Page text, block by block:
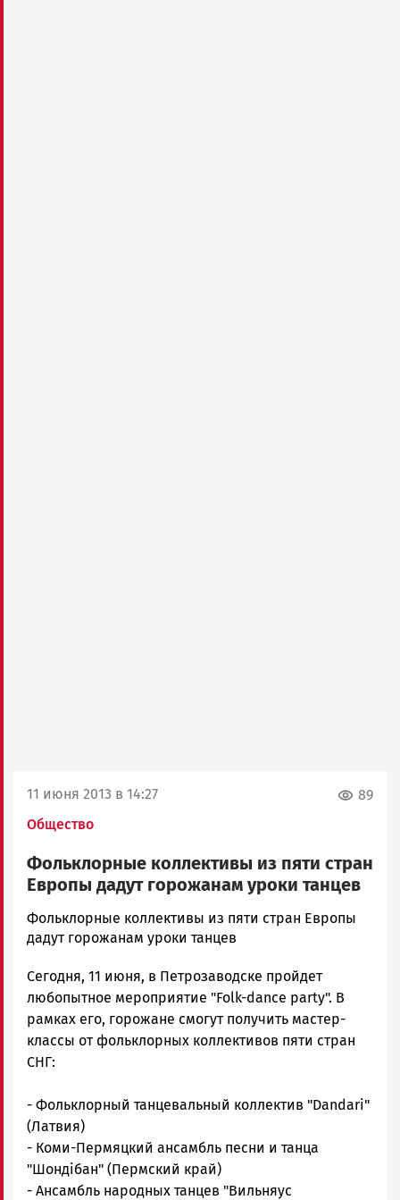
11 июня 2013 в 14:27
Общество
89
Фольклорные коллективы из пяти стран
Европы дадут горожанам уроки танцев
admintimur
Новости
и
Карелии
|
Петрозаводск
ГОВОРИТ
Фольклорные коллективы из пяти стран Европы
дадут горожанам уроки танцев
Сегодня, 11 июня, в Петрозаводске пройдет
любопытное мероприятие "Folk-dance party". В
рамках его, горожане смогут получить мастер-
классы от фольклорных коллективов пяти стран
СНГ:
- Фольклорный танцевальный коллектив "Dandari"
(Латвия)
- Коми-Пермяцкий ансамбль песни и танца
"Шондiбан" (Пермский край)
- Ансамбль народных танцев "Вильняус